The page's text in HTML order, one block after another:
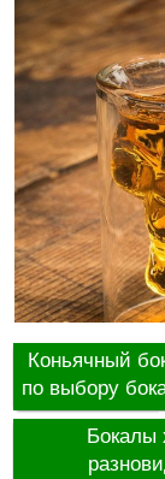
Коньячный
по выбору
Бокалы